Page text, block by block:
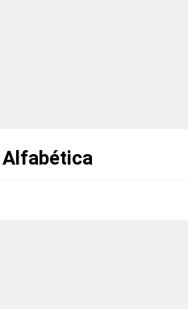
Alfabética